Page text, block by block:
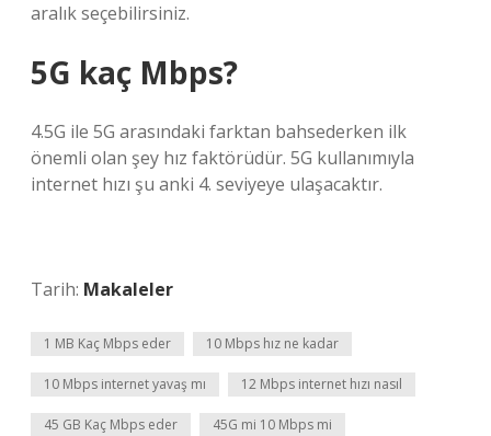
aralık seçebilirsiniz.
5G kaç Mbps?
4.5G ile 5G arasındaki farktan bahsederken ilk
önemli olan şey hız faktörüdür. 5G kullanımıyla
internet hızı şu anki 4. seviyeye ulaşacaktır.
Tarih: Makaleler
1 MB Kaç Mbps eder 10 Mbps hız ne kadar
10 Mbps internet yavaş mı 12 Mbps internet hızı nasıl
45 GB Kaç Mbps eder 45G mi 10 Mbps mi